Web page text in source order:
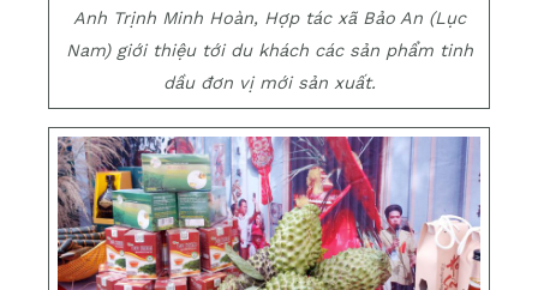
Anh Trịnh Minh Hoàn, Hợp tác xã Bảo An (Lục
Nam) giới thiệu tới du khách các sản phẩm tinh
dầu đơn vị mới sản xuất.